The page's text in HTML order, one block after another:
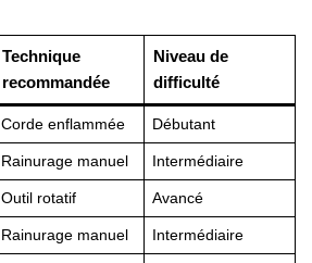
Technique
recommandée
Niveau de
difficulté
Corde enflammée Débutant
Rainurage manuel Intermédiaire
Outil rotatif Avancé
Rainurage manuel Intermédiaire